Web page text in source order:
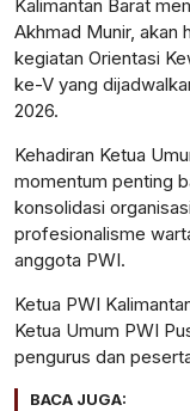
Kalimantan Barat
Akhmad Munir, akan
kegiatan Orientasi
ke-V yang
2026.
Kehadiran Ketua
momentum penting
konsolidasi
profesionalisme
anggota PWI.
Ketua PWI
Ketua Umum PWI
pengurus dan
BACA JUGA: